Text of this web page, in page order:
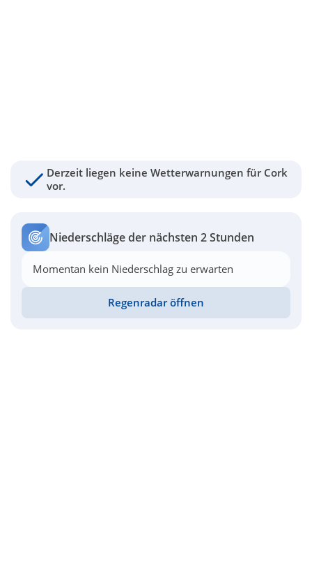
Derzeit liegen keine Wetterwarnungen für Cork
vor.
Niederschläge der nächsten 2 Stunden
Momentan kein Niederschlag zu erwarten
Regenradar öffnen